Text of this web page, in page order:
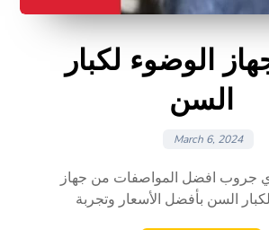
الوضوء لكبار
السن
March 6, 2024
جروب افضل المواصفات من جهاز